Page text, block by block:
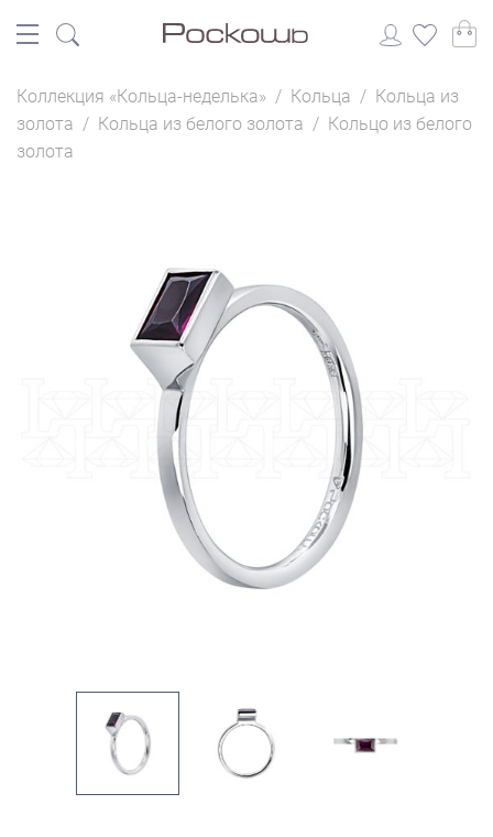
Коллекция «Кольца-неделька» / Кольца / Кольца из
золота / Кольца из белого золота / Кольцо из белого
золота